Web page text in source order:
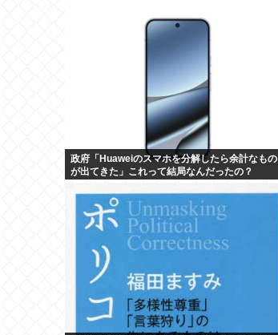
政府「Huaweiのスマホを分解したら余計なもの
が出てきた」これって結局なんだったの？